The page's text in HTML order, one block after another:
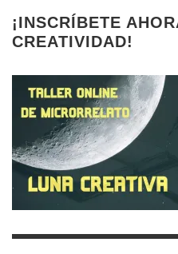
¡INSCRÍBETE
CREATIVIDAD!